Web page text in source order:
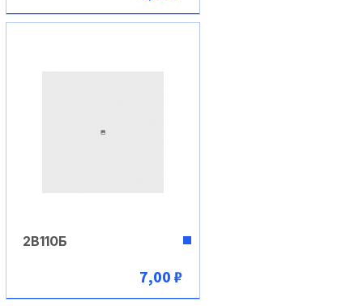
В корзину
2В110Б
7,00 ₽